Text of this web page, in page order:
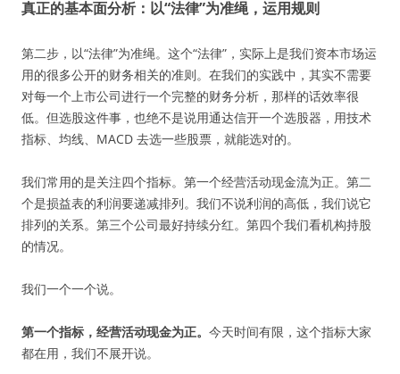
真正的基本面分析：以“法律”为准绳，运用规则
第二步，以“法律”为准绳。这个“法律”，实际上是我们资本市场运
用的很多公开的财务相关的准则。在我们的实践中，其实不需要
对每一个上市公司进行一个完整的财务分析，那样的话效率很
低。但选股这件事，也绝不是说用通达信开一个选股器，用技术
指标、均线、MACD 去选一些股票，就能选对的。
我们常用的是关注四个指标。第一个经营活动现金流为正。第二
个是损益表的利润要递减排列。我们不说利润的高低，我们说它
排列的关系。第三个公司最好持续分红。第四个我们看机构持股
的情况。
我们一个一个说。
第一个指标，经营活动现金为正。 今天时间有限，这个指标大家
都在用，我们不展开说。